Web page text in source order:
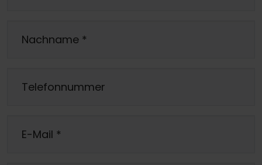
Nachname *
Telefonnummer
E-Mail *